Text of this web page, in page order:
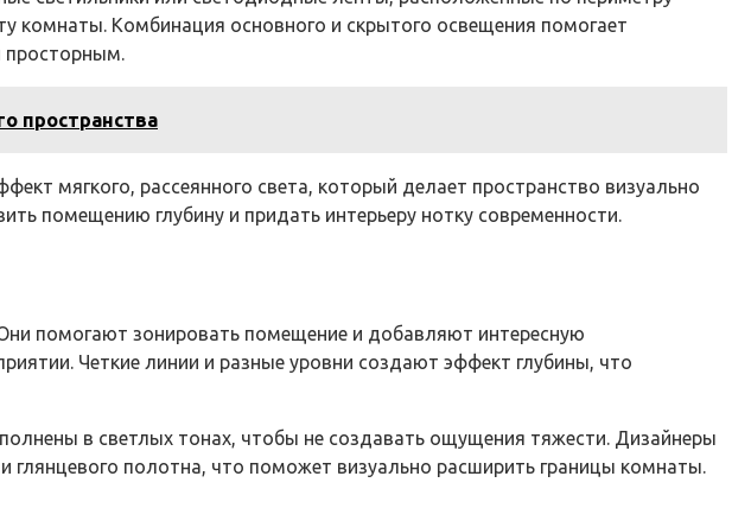
комнаты. Комбинация основного и скрытого освещения помогает
просторным.
пространства
мягкого, рассеянного света, который делает пространство визуально
помещению глубину и придать интерьеру нотку современности.
помогают зонировать помещение и добавляют интересную
Четкие линии и разные уровни создают эффект глубины, что
в светлых тонах, чтобы не создавать ощущения тяжести. Дизайнеры
полотна, что поможет визуально расширить границы комнаты.